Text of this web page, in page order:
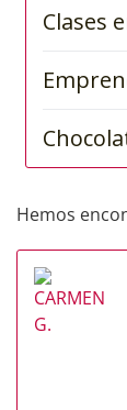
Hemos